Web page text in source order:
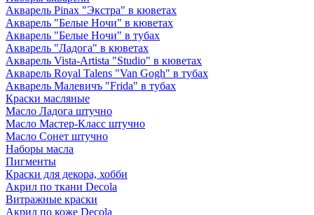
Акварель Pinax "Экстра" в кюветах
Акварель "Белые Ночи" в кюветах
Акварель "Белые Ночи" в тубах
Акварель "Ладога" в кюветах
Акварель Vista-Artista "Studio" в кюветах
Акварель Royal Talens "Van Gogh" в тубах
Акварель Малевичъ "Frida" в тубах
Краски масляные
Масло Ладога штучно
Масло Мастер-Класс штучно
Масло Сонет штучно
Наборы масла
Пигменты
Краски для декора, хобби
Акрил по ткани Decola
Витражные краски
Акрил по коже Decola